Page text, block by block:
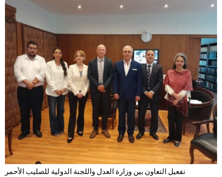
تفعيل التعاون بين وزارة العدل واللجنة الدولية للصليب الأحمر